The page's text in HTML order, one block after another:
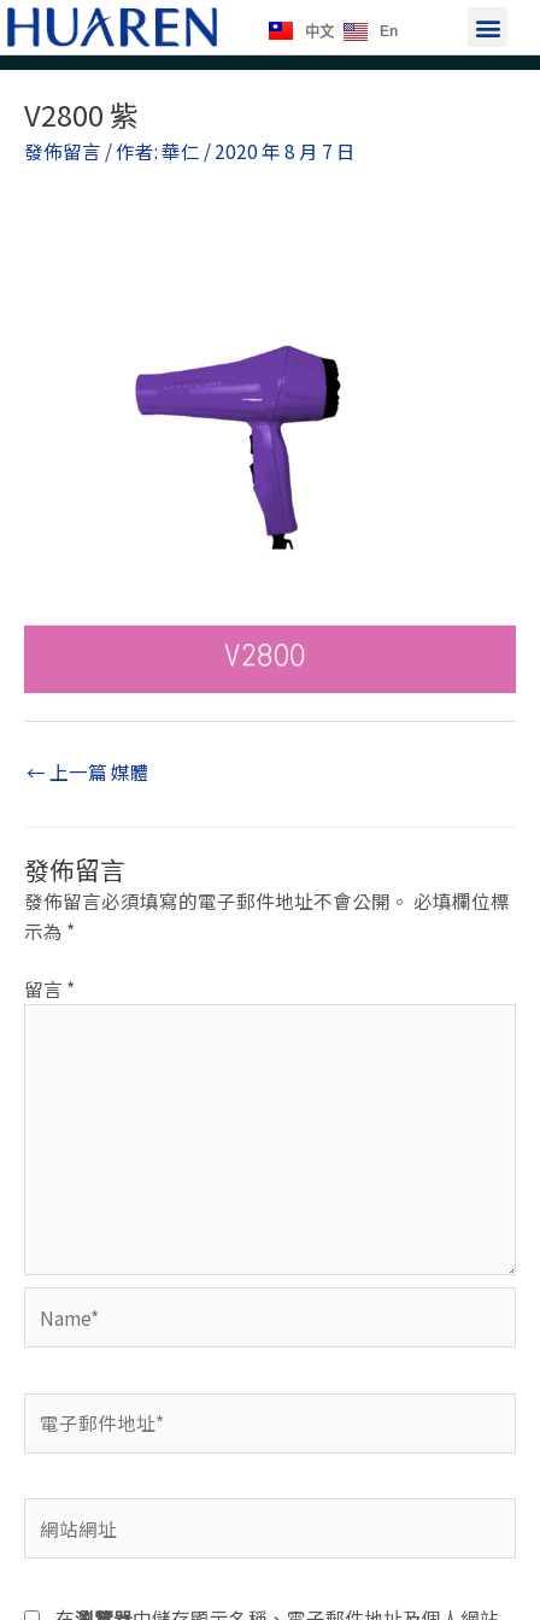
跳
至
主
中文 En 選
單
V2800 紫
發佈留言 / 作者:華仁 /2020 年 8 月 7 日
navigation
←上一篇 媒體
發佈留言
發佈留言必須填寫的電子郵件地址不會公開。 必填欄位標
示為 *
留言 *
件
地
址
站